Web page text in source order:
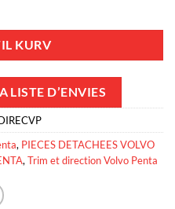
KURV
LISTE D’ENVIES
, PIECES DETACHEES VOLVO
, Trim et direction Volvo Penta